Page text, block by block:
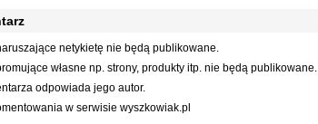
netykietę nie będą publikowane.
własne np. strony, produkty itp. nie będą publikowane.
odpowiada jego autor.
w serwisie wyszkowiak.pl